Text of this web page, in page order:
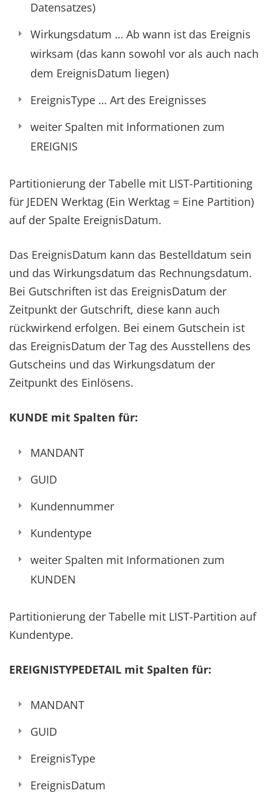
Datensatzes)
Wirkungsdatum … Ab wann ist das Ereignis
wirksam (das kann sowohl vor als auch nach
dem EreignisDatum liegen)
EreignisType … Art des Ereignisses
weiter Spalten mit Informationen zum
EREIGNIS
Partitionierung der Tabelle mit LIST-Partitioning
für JEDEN Werktag (Ein Werktag = Eine Partition)
auf der Spalte EreignisDatum.
Das EreignisDatum kann das Bestelldatum sein
und das Wirkungsdatum das Rechnungsdatum.
Bei Gutschriften ist das EreignisDatum der
Zeitpunkt der Gutschrift, diese kann auch
rückwirkend erfolgen. Bei einem Gutschein ist
das EreignisDatum der Tag des Ausstellens des
Gutscheins und das Wirkungsdatum der
Zeitpunkt des Einlösens.
KUNDE mit Spalten für:
MANDANT
GUID
Kundennummer
Kundentype
weiter Spalten mit Informationen zum
KUNDEN
Partitionierung der Tabelle mit LIST-Partition auf
Kundentype.
EREIGNISTYPEDETAIL mit Spalten für:
MANDANT
GUID
EreignisType
EreignisDatum